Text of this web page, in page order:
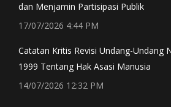
windowwindow
window
dan Menjamin Partisipasi Publik
17/07/2026 4:44 PM
Catatan Kritis Revisi Undang-Undang
1999 Tentang Hak Asasi Manusia
14/07/2026 12:32 PM